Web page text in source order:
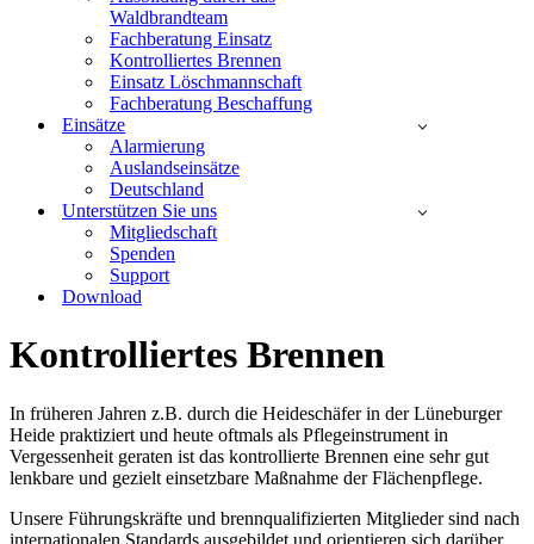
Waldbrandteam
Fachberatung Einsatz
Kontrolliertes Brennen
Einsatz Löschmannschaft
Fachberatung Beschaffung
Einsätze
Alarmierung
Auslandseinsätze
Deutschland
Unterstützen Sie uns
Mitgliedschaft
Spenden
Support
Download
Kontrolliertes Brennen
In früheren Jahren z.B. durch die Heideschäfer in der Lüneburger
Heide praktiziert und heute oftmals als Pflegeinstrument in
Vergessenheit geraten ist das kontrollierte Brennen eine sehr gut
lenkbare und gezielt einsetzbare Maßnahme der Flächenpflege.
Unsere Führungskräfte und brennqualifizierten Mitglieder sind nach
internationalen Standards ausgebildet und orientieren sich darüber